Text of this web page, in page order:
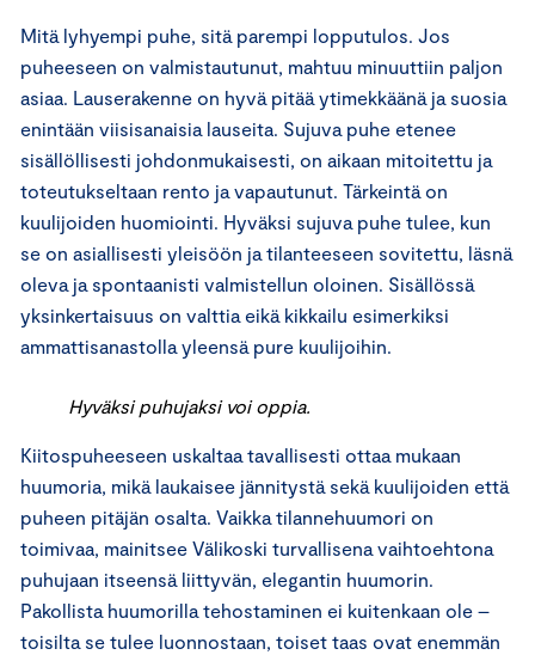
Mitä lyhyempi puhe, sitä parempi lopputulos. Jos
puheeseen on valmistautunut, mahtuu minuuttiin paljon
asiaa. Lauserakenne on hyvä pitää ytimekkäänä ja suosia
enintään viisisanaisia lauseita. Sujuva puhe etenee
sisällöllisesti johdonmukaisesti, on aikaan mitoitettu ja
toteutukseltaan rento ja vapautunut. Tärkeintä on
kuulijoiden huomiointi. Hyväksi sujuva puhe tulee, kun
se on asiallisesti yleisöön ja tilanteeseen sovitettu, läsnä
oleva ja spontaanisti valmistellun oloinen. Sisällössä
yksinkertaisuus on valttia eikä kikkailu esimerkiksi
ammattisanastolla yleensä pure kuulijoihin.
Hyväksi puhujaksi voi oppia.
Kiitospuheeseen uskaltaa tavallisesti ottaa mukaan
huumoria, mikä laukaisee jännitystä sekä kuulijoiden että
puheen pitäjän osalta. Vaikka tilannehuumori on
toimivaa, mainitsee Välikoski turvallisena vaihtoehtona
puhujaan itseensä liittyvän, elegantin huumorin.
Pakollista huumorilla tehostaminen ei kuitenkaan ole –
toisilta se tulee luonnostaan, toiset taas ovat enemmän